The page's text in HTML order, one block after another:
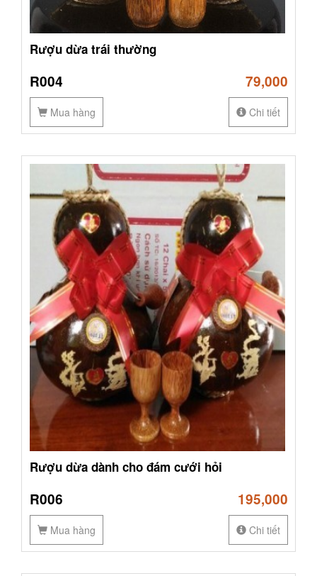
Rượu dừa trái thường
R004 79,000
Mua hàng Chi tiết
Rượu dừa dành cho đám cưới hỏi
R006 195,000
Mua hàng Chi tiết